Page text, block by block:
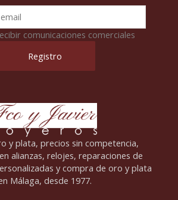
comunicaciones comerciales
y plata, precios sin competencia,
alianzas, relojes, reparaciones de
y compra de oro y plata
Málaga, desde 1977.